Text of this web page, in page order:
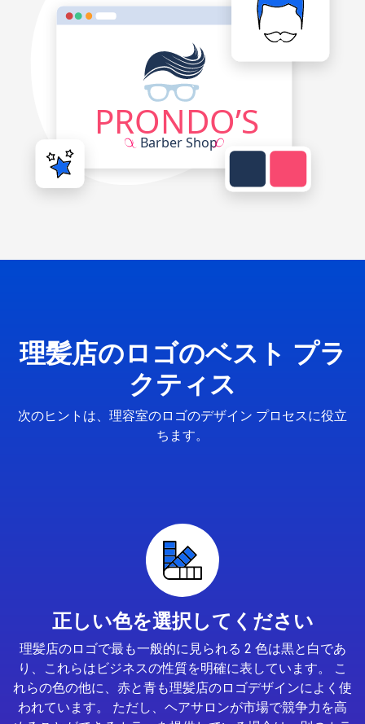
理髪店のロゴのベスト プラ
クティス
次のヒントは、理容室のロゴのデザイン プロセスに役立
ちます。
正しい色を選択してください
理髪店のロゴで最も一般的に見られる 2 色は黒と白であ
り、これらはビジネスの性質を明確に表しています。 こ
れらの色の他に、赤と青も理髪店のロゴデザインによく使
われています。 ただし、ヘアサロンが市場で競争力を高